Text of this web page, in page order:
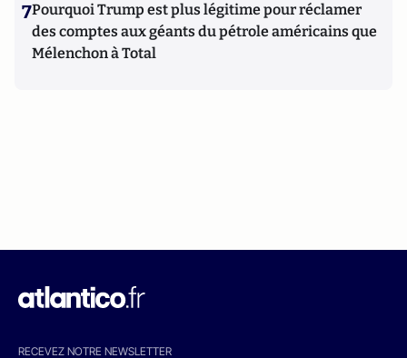
7Pourquoi Trump est plus légitime pour réclamer
des comptes aux géants du pétrole américains que
Mélenchon à Total
RECEVEZ NOTRE NEWSLETTER